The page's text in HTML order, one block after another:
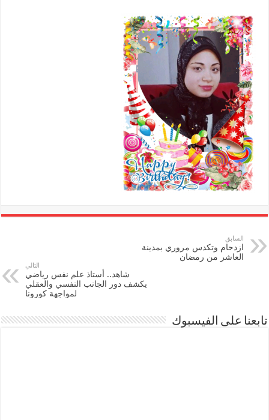
السابق
ازدحام وتكدس مروري بمدينة
العاشر من رمضان
التالي
شاهد.. أستاذ علم نفس رياضي
يكشف دور الجانب النفسي والعقلي
لمواجهة كورونا
تابعنا على الفيسبوك